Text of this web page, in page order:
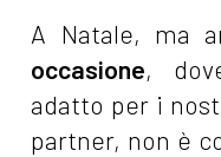
A Natale, ma
occasione,
adatto per i
partner, non è